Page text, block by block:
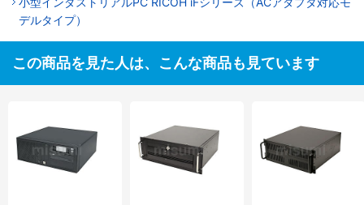
デルタイプ）
この商品を見た人は、こんな商品も見ています